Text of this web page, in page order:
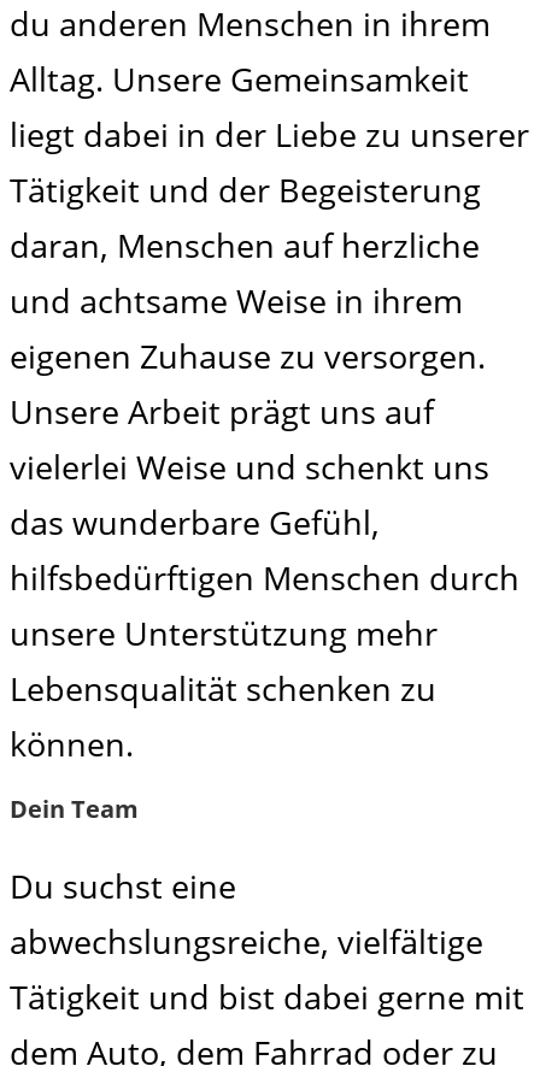
du anderen Menschen in ihrem
Alltag. Unsere Gemeinsamkeit
liegt dabei in der Liebe zu unserer
Tätigkeit und der Begeisterung
daran, Menschen auf herzliche
und achtsame Weise in ihrem
eigenen Zuhause zu versorgen.
Unsere Arbeit prägt uns auf
vielerlei Weise und schenkt uns
das wunderbare Gefühl,
hilfsbedürftigen Menschen durch
unsere Unterstützung mehr
Lebensqualität schenken zu
können.
Dein Team
Du suchst eine
abwechslungsreiche, vielfältige
Tätigkeit und bist dabei gerne mit
dem Auto, dem Fahrrad oder zu